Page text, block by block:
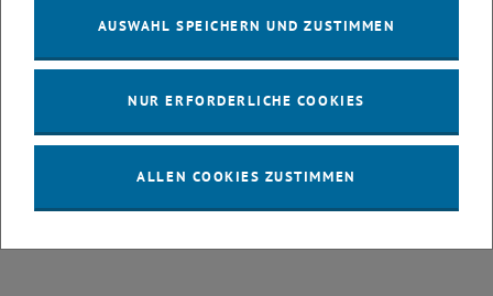
AUSWAHL SPEICHERN UND ZUSTIMMEN
NUR ERFORDERLICHE COOKIES
ALLEN COOKIES ZUSTIMMEN